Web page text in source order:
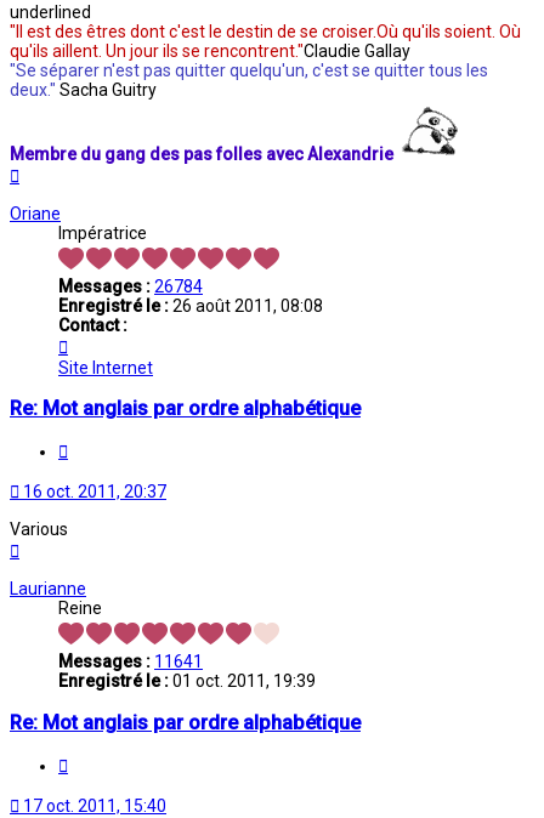
underlined
"Il est des êtres dont c'est le destin de se croiser.Où qu'ils soient. Où
qu'ils aillent. Un jour ils se rencontrent."Claudie Gallay
"Se séparer n'est pas quitter quelqu'un, c'est se quitter tous les
deux." Sacha Guitry
Membre du gang des pas folles avec Alexandrie
Oriane
Impératrice
Messages :26784
Enregistré le :26 août 2011, 08:08
Contact :
Oriane
Site Internet
Re: Mot anglais par ordre alphabétique
16 oct. 2011, 20:37
Various
Laurianne
Reine
Messages : 11641
Enregistré le :01 oct. 2011, 19:39
Re: Mot anglais par ordre alphabétique
17 oct. 2011, 15:40